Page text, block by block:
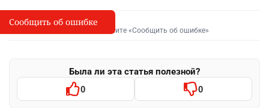
I
Сообщить об опечатке
Выделите фрагмент и нажмите «Сообщить об ошибке»
Была ли эта статья полезной?
0 0
Сообщить об ошибке